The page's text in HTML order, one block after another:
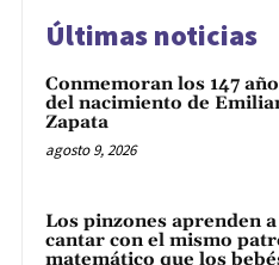
Últimas noticias
Conmemoran los 147
del nacimiento de
Zapata
agosto 9, 2026
Los pinzones aprenden a
cantar con el mismo
matemático que los